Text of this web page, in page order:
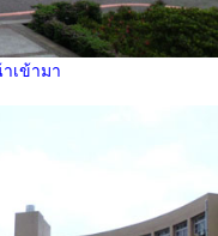
เข้ามา